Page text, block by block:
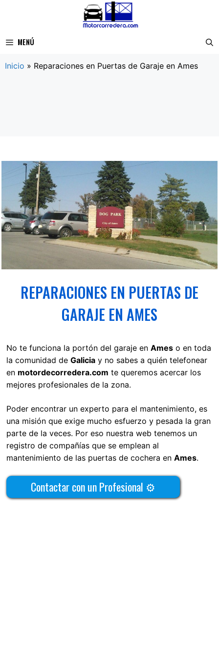
MENÚ
Inicio » Reparaciones en Puertas de Garaje en Ames
REPARACIONES EN PUERTAS DE
GARAJE EN AMES
No te funciona la portón del garaje en Ames o en toda
la comunidad de Galicia y no sabes a quién telefonear
en motordecorredera.com te queremos acercar los
mejores profesionales de la zona.
Poder encontrar un experto para el mantenimiento, es
una misión que exige mucho esfuerzo y pesada la gran
parte de la veces. Por eso nuestra web tenemos un
registro de compañías que se emplean al
mantenimiento de las puertas de cochera en Ames.
Contactar con un Profesional ⚙